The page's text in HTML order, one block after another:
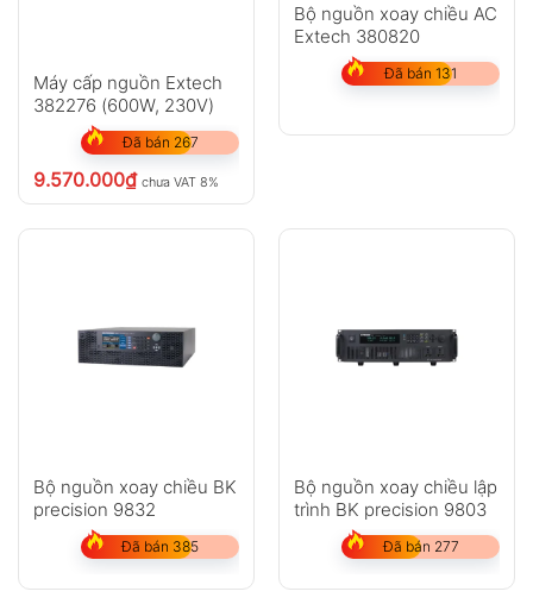
Máy cấp nguồn Extech
382276 (600W, 230V)
Đã bán 267
9.570.000₫ chưa VAT 8%
Bộ nguồn xoay chiều AC
Extech 380820
Đã bán 131
Bộ nguồn xoay chiều BK
precision 9832
Đã bán 385
Bộ nguồn xoay chiều lập
trình BK precision 9803
Đã bán 277